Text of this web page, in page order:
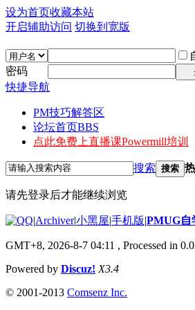
设为首页收藏本站
开启辅助访问 切换到宽版
密码
快捷导航
PM技巧解答区
论坛首页BBS
点此免费上直播课Powermill培训
搜索 搜索
请先登录后才能继续浏览
|Archiver|小黑屋|手机版|PMUG自
GMT+8, 2026-8-7 04:11 , Processed in
Powered by Discuz! X3.4
© 2001-2013 Comsenz Inc.